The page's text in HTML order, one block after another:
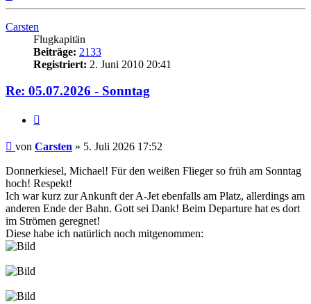
Carsten
Flugkapitän
Beiträge: 2133
Registriert: 2. Juni 2010 20:41
Re: 05.07.2026 - Sonntag
Ungelesener
von Carsten » 5. Juli 2026 17:52
Donnerkiesel, Michael! Für den weißen Flieger so früh am Sonntag
hoch! Respekt!
Ich war kurz zur Ankunft der A-Jet ebenfalls am Platz, allerdings am
anderen Ende der Bahn. Gott sei Dank! Beim Departure hat es dort
im Strömen geregnet!
Diese habe ich natürlich noch mitgenommen: